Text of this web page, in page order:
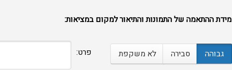
מידת ההתאמה של התמונות והתיאור למקום במציאות:
גבוהה סבירה לא משקפת פרט: